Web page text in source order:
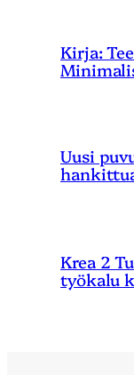
Kirja:
Uusi
Krea 2
työkalu